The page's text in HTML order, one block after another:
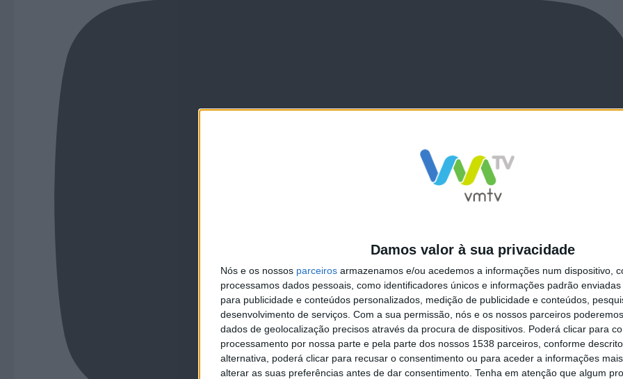
Damos valor à sua privacidade
Nós e os nossos parceiros armazenamos e/ou acedemos a informações num dispositivo,
processamos dados pessoais, como identificadores únicos e informações padrão
para publicidade e conteúdos personalizados, medição de publicidade e conteúdos,
desenvolvimento de serviços. Com a sua permissão, nós e os nossos parceiros
dados de geolocalização precisos através da procura de dispositivos. Poderá clicar para
processamento por nossa parte e pela parte dos nossos 1538 parceiros, conforme
alternativa, poderá clicar para recusar o consentimento ou para aceder a informações
alterar as suas preferências antes de dar consentimento. Tenha em atenção que algum